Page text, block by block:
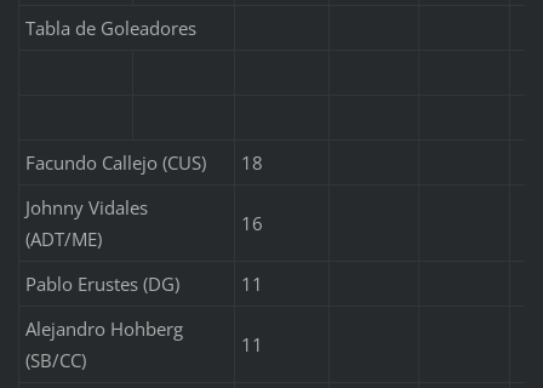
Tabla de Goleadores
Facundo Callejo (CUS)
18
Johnny Vidales
(ADT/ME)
16
Pablo Erustes (DG)
11
Alejandro Hohberg
(SB/CC)
11